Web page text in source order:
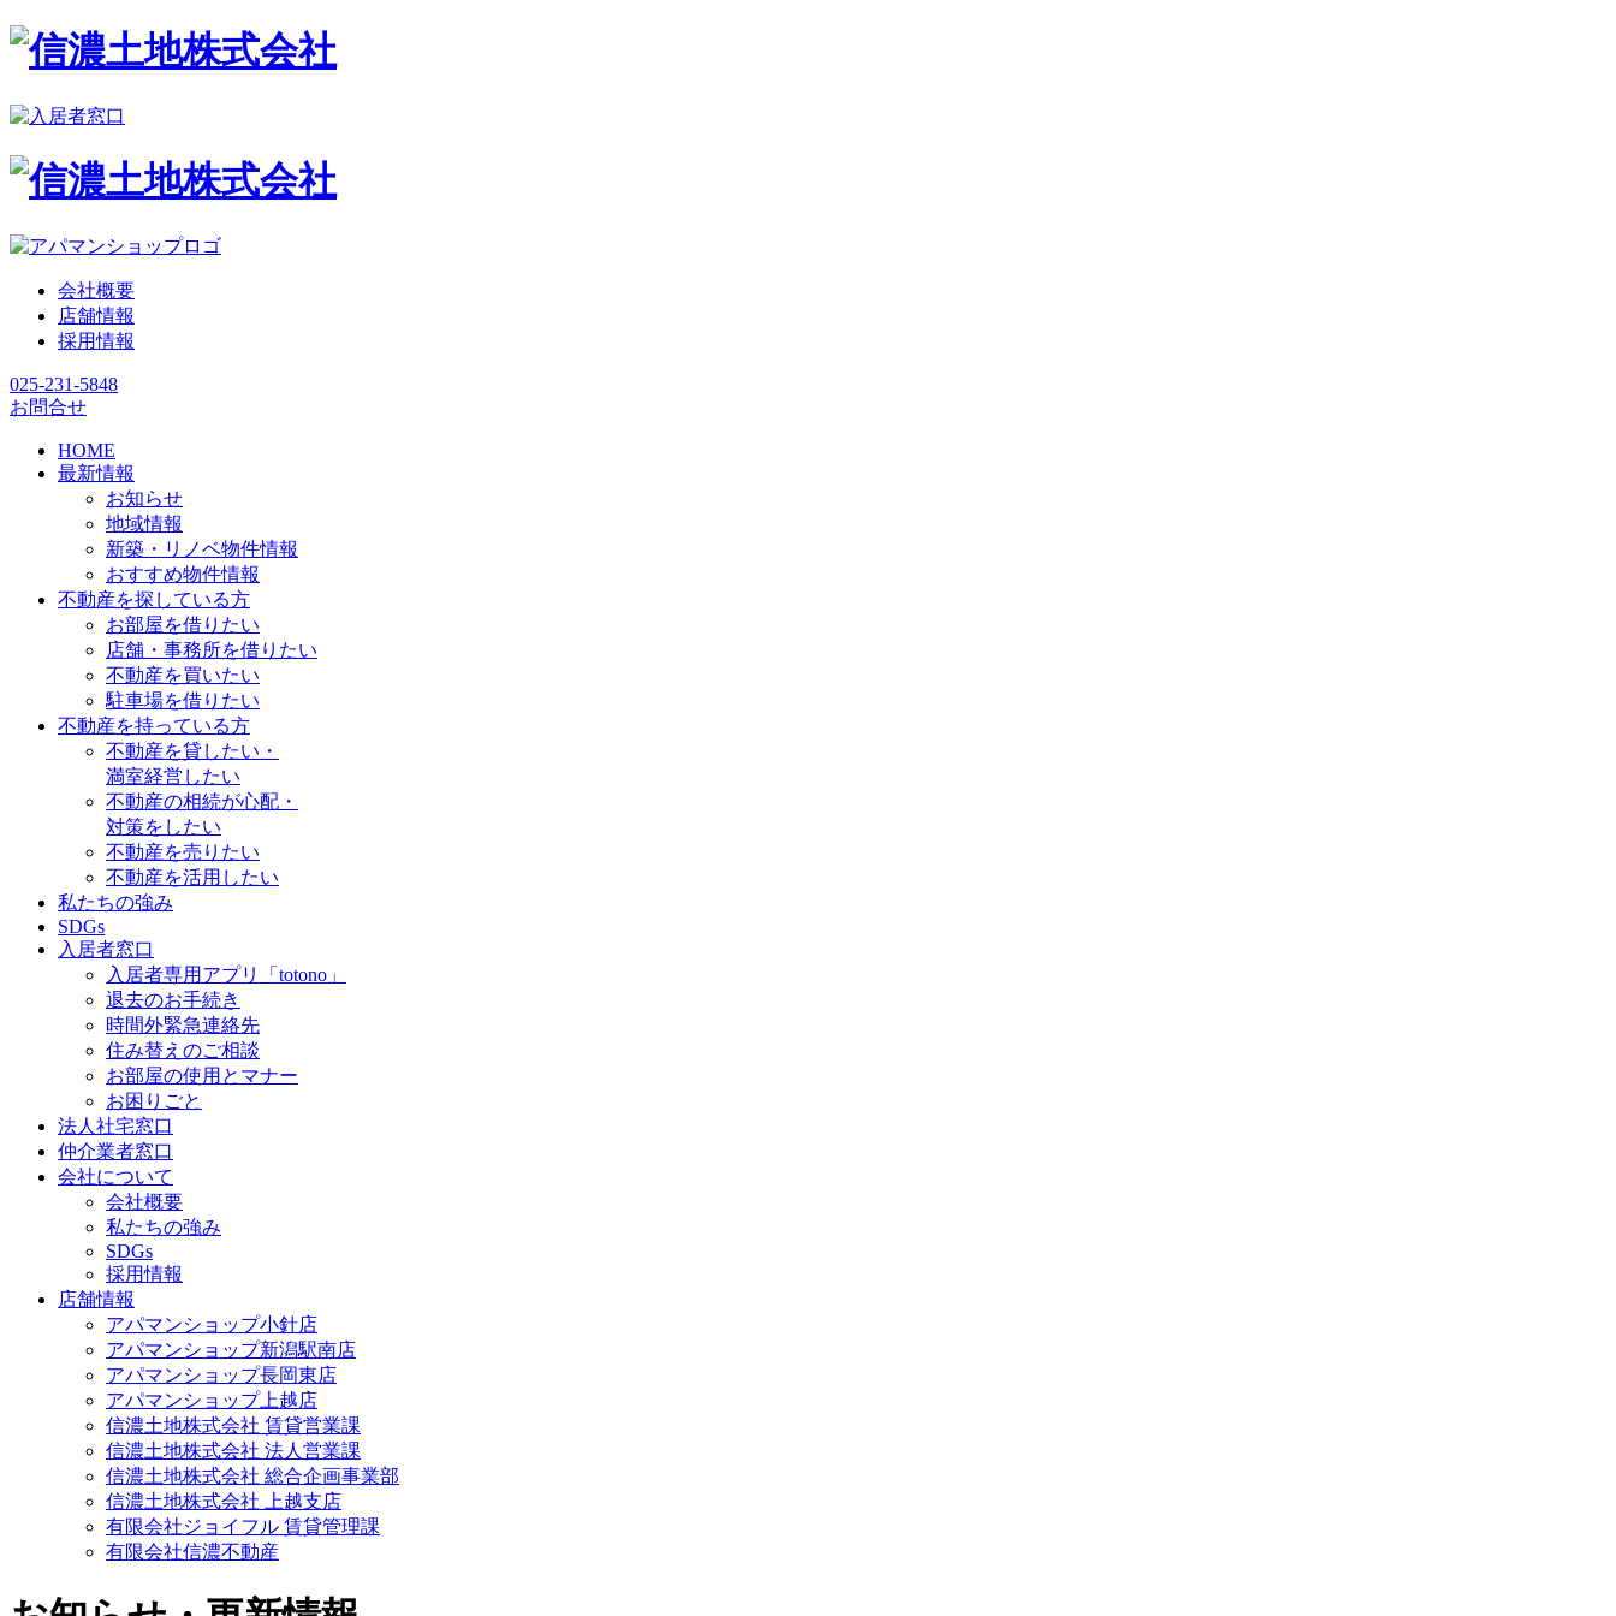
会社概要
店舗情報
採用情報
025-231-5848
お問合せ
HOME
最新情報
お知らせ
地域情報
新築・リノベ物件情報
おすすめ物件情報
不動産を探している方
お部屋を借りたい
店舗・事務所を借りたい
不動産を買いたい
駐車場を借りたい
不動産を持っている方
不動産を貸したい・
満室経営したい
不動産の相続が心配・
対策をしたい
不動産を売りたい
不動産を活用したい
私たちの強み
SDGs
入居者窓口
入居者専用アプリ「totono」
退去のお手続き
時間外緊急連絡先
住み替えのご相談
お部屋の使用とマナー
お困りごと
法人社宅窓口
仲介業者窓口
会社について
会社概要
私たちの強み
SDGs
採用情報
店舗情報
アパマンショップ小針店
アパマンショップ新潟駅南店
アパマンショップ長岡東店
アパマンショップ上越店
信濃土地株式会社 賃貸営業課
信濃土地株式会社 法人営業課
信濃土地株式会社 総合企画事業部
信濃土地株式会社 上越支店
有限会社ジョイフル 賃貸管理課
有限会社信濃不動産